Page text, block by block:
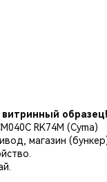
RK74М (Cyma)
магазин